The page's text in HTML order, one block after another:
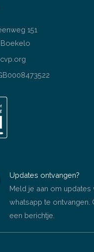
151
Boekelo
Updates ontvangen?
Meld je aan om updates
whatsapp te ontvangen.
een berichtje.